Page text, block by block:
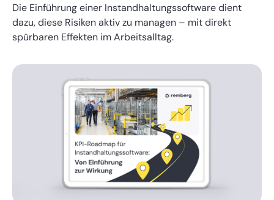
Die Einführung einer Instandhaltungssoftware dient
dazu, diese Risiken aktiv zu managen – mit direkt
spürbaren Effekten im Arbeitsalltag.